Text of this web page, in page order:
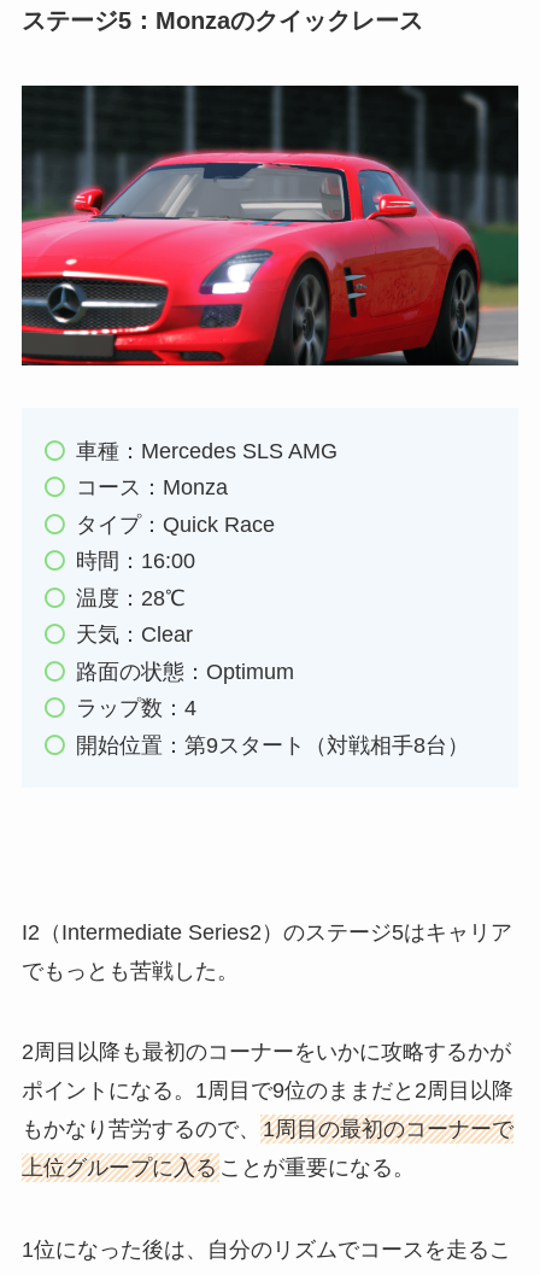
ステージ5：Monzaのクイックレース
車種：Mercedes SLS AMG
コース：Monza
タイプ：Quick Race
時間：16:00
温度：28℃
天気：Clear
路面の状態：Optimum
ラップ数：4
開始位置：第9スタート（対戦相手8台）
I2（Intermediate Series2）のステージ5はキャリア
でもっとも苦戦した。
2周目以降も最初のコーナーをいかに攻略するかが
ポイントになる。1周目で9位のままだと2周目以降
もかなり苦労するので、 1周目の最初のコーナーで
上位グループに入ることが重要になる。
1位になった後は、自分のリズムでコースを走るこ